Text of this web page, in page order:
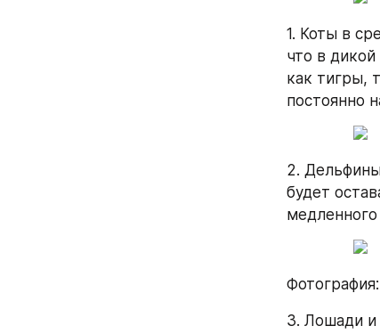
1. Коты в
что в
как тигры,
постоянно
2.
будет
медленного
Фотография:
3. Лошади и